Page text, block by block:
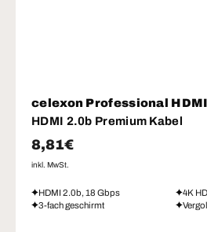
celexon Professional
HDMI 2.0b Premium Kabel
Normaler Preis
8,81€
inkl. MwSt.
HDMI 2.0b, 18 Gbps
4K
3-fach geschirmt